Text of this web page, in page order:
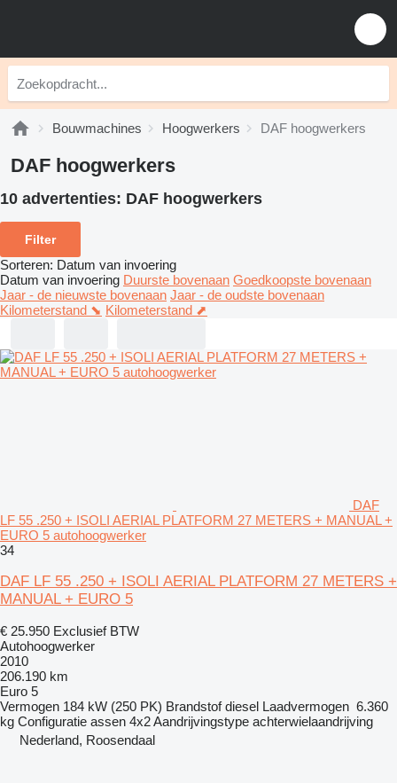
Bouwmachines Hoogwerkers DAF hoogwerkers
DAF hoogwerkers
10 advertenties: DAF hoogwerkers
Filter
Sorteren: Datum van invoering
Datum van invoering Duurste bovenaan Goedkoopste bovenaan
Jaar - de nieuwste bovenaan Jaar - de oudste bovenaan
Kilometerstand ⬊ Kilometerstand ⬈
DAF
LF 55 .250 + ISOLI AERIAL PLATFORM 27 METERS + MANUAL +
EURO 5 autohoogwerker
34
DAF LF 55 .250 + ISOLI AERIAL PLATFORM 27 METERS +
MANUAL + EURO 5
€ 25.950 Exclusief BTW
Autohoogwerker
2010
206.190 km
Euro 5
Vermogen 184 kW (250 PK) Brandstof diesel Laadvermogen 6.360
kg Configuratie assen 4x2Aandrijvingstype achterwielaandrijving
Nederland, Roosendaal